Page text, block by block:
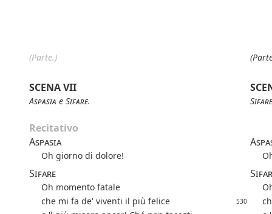
(Parte.)
SCENA VII
Aspasia e Sifare. Sifare
Recitativo
Aspasia
Oh giorno di dolore!
Sifare
Oh momento fatale
che mi fa de' viventi il più felice
530